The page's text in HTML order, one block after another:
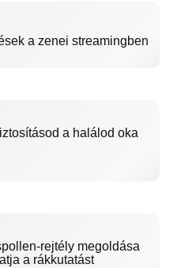
a zenei streamingben
a halálod oka
rejtély megoldása
a rákkutatást